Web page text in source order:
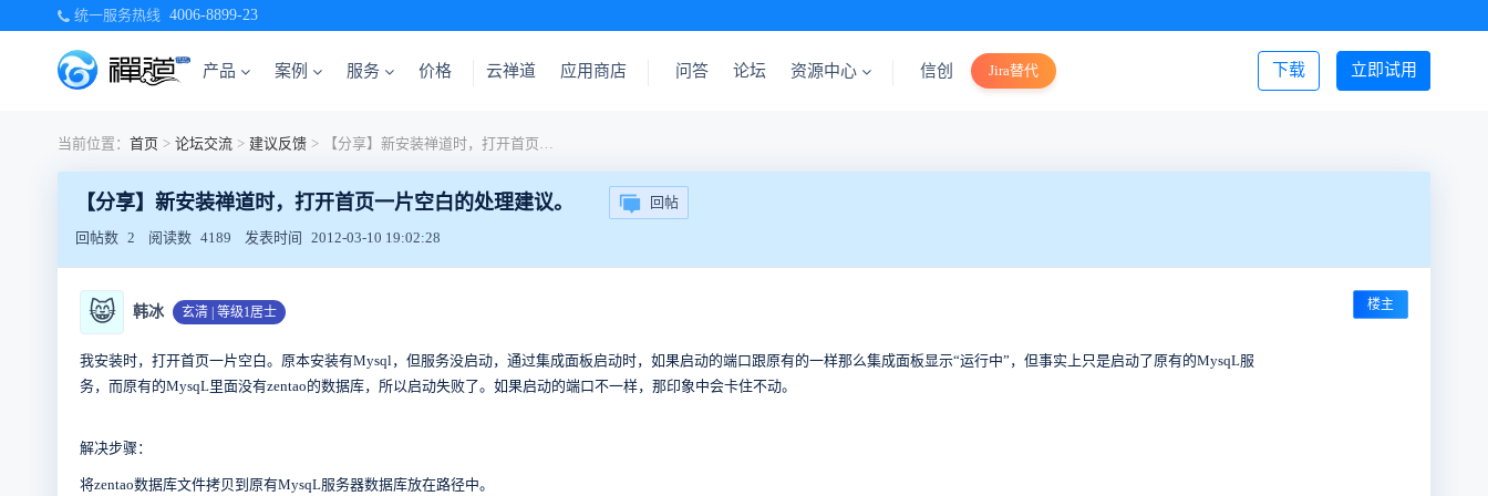
统一服务热线 4006-8899-23
产品 案例 服务 价格 立即试用
下载
云禅道 应用商店 问答 论坛 资源中心 信创 Jira替代 登录/注册
当前位置： 首页 > 论坛交流 > 建议反馈 > 【分享】新安装禅道时，打开首页一片空白的处理建议。
【分享】新安装禅道时，打开首页一片空白的处理建议。 回帖
回帖数 2 阅读数 4189 发表时间 2012-03-10 19:02:28
😸 韩冰 玄清 | 等级1居士 楼主
我安装时，打开首页一片空白。原本安装有Mysql，但服务没启动，通过集成面板启动时，如果启动的端口跟原有的一样那么集成面板显示“运行中”，但事实上只是启动了原有的MysqL服
务，而原有的MysqL里面没有zentao的数据库，所以启动失败了。如果启动的端口不一样，那印象中会卡住不动。
解决步骤：
将zentao数据库文件拷贝到原有MysqL服务器数据库放在路径中。